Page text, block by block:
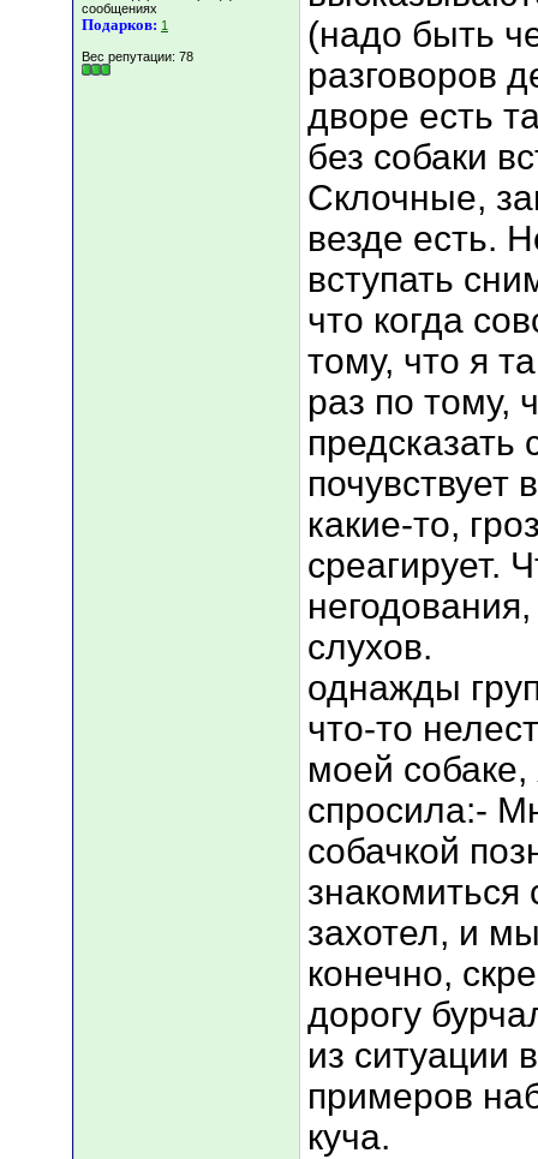
сообщениях
Подарков: 1
Вес репутации: 78
(надо быть
разговоров
дворе есть
без собаки
Склочные,
везде есть.
вступать
что когда
тому, что я
раз по тому,
предсказать
почувствует
какие-то,
среагирует.
слухов.
однажды
что-то
моей
спросила:-
собачкой
знакомиться
захотел, и
конечно,
дорогу
из ситуации
примеров
куча.